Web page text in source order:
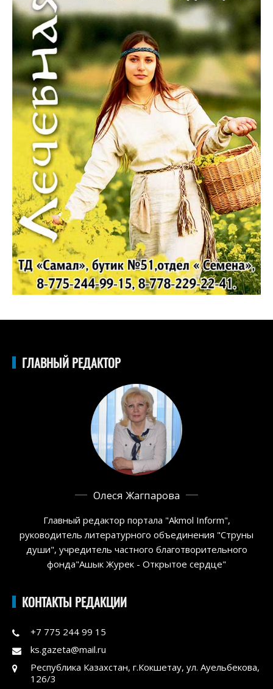
ГЛАВНЫЙ РЕДАКТОР
Олеся Жагпарова
Главный редактор портала "Akmol Inform",
руководитель литературного объединения "Струны
души", учредитель частного благотворительного
фонда"Ашык Журек - Открытое сердце"
КОНТАКТЫ РЕДАКЦИИ
+7 775 244 99 15
ks.gazeta@mail.ru
Республика Казахстан, г.Кокшетау, ул. Ауельбекова,
126/3